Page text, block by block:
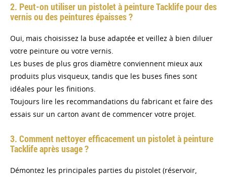
2. Peut-on utiliser un pistolet à peinture Tacklife pour des
vernis ou des peintures épaisses ?
Oui, mais choisissez la buse adaptée et veillez à bien diluer
votre peinture ou votre vernis.
Les buses de plus gros diamètre conviennent mieux aux
produits plus visqueux, tandis que les buses fines sont
idéales pour les finitions.
Toujours lire les recommandations du fabricant et faire des
essais sur un carton avant de commencer votre projet.
3. Comment nettoyer efficacement un pistolet à peinture
Tacklife après usage ?
Démontez les principales parties du pistolet (réservoir,